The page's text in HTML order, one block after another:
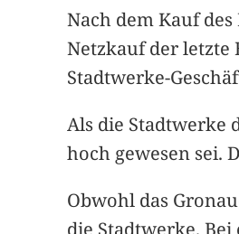
Nach dem Kauf
Netzkauf der letzte
Stadtwerke-
Als die Stadtwerke
hoch gewesen sei.
Obwohl das
die Stadtwerke.